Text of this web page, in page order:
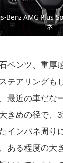
Benz AMG Plus
ネ
ベンツ、重厚
テアリングも
最近の車だな
きめの径で、
インパネ周り
ある程度の大